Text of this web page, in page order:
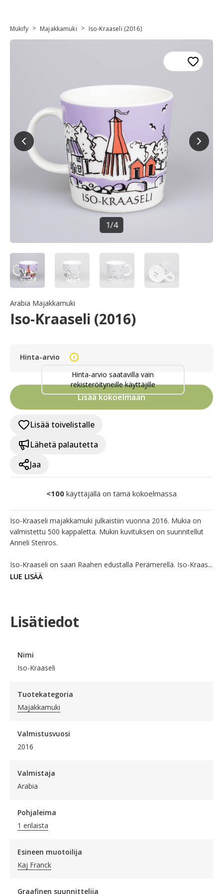
Mukify > Majakkamuki > Iso-Kraaseli (2016)
1/4
Arabia Majakkamuki
Iso-Kraaseli (2016)
Hinta-arvio i
Hinta-arvio saatavilla vain
rekisteröityneille käyttäjille
Lisää kokoelmaan
Lisää toivelistalle
Lähetä palautetta
Jaa
<100 käyttäjällä on tämä kokoelmassa
Iso-Kraaseli majakkamuki julkaistiin vuonna 2016. Mukia on
valmistettu 500 kappaletta. Mukin kuvituksen on suunnitellut
Anneli Stenros.
Iso-Kraaseli on saari Raahen edustalla Perämerellä. Iso-Kraas...
LUE LISÄÄ
Lisätiedot
Nimi
Iso-Kraaseli
Tuotekategoria
Majakkamuki
Valmistusvuosi
2016
Valmistaja
Arabia
Pohjaleima
1 erilaista
Esineen muotoilija
Kaj Franck
Graafinen suunnittelija